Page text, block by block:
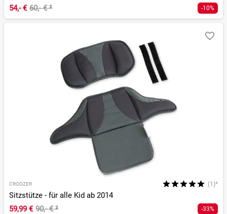
54,- € 60,- €² -10%
CROOZER (1)*
Sitzstütze - für alle Kid ab 2014
59,99 € 90,- €² -33%